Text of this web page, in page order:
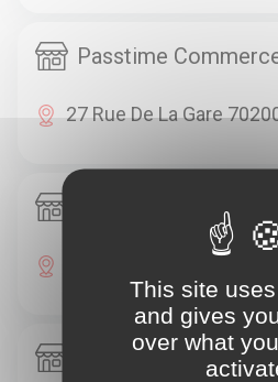
Passtime
27 Rue De La Gare
Passtime
Passtime
This site
and gives
over what